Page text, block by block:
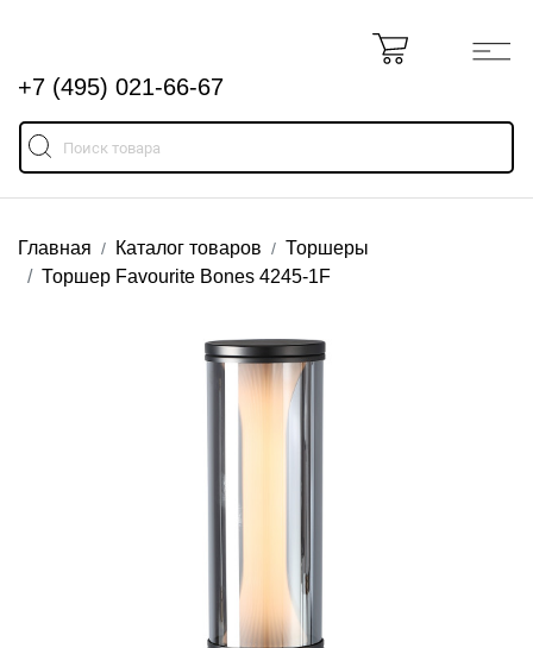
+7 (495) 021-66-67
Главная Каталог товаров
Торшеры
Торшер Favourite Bones 4245-1F